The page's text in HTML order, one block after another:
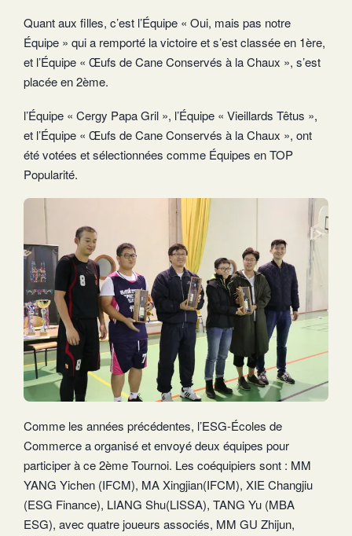
Quant aux filles, c’est l’Équipe « Oui, mais pas notre
Équipe » qui a remporté la victoire et s’est classée en 1ère,
et l’Équipe « Œufs de Cane Conservés à la Chaux », s’est
placée en 2ème.
l’Équipe « Cergy Papa Gril », l’Équipe « Vieillards Têtus »,
et l’Équipe « Œufs de Cane Conservés à la Chaux », ont
été votées et sélectionnées comme Équipes en TOP
Popularité.
Comme les années précédentes, l’ESG-Écoles de
Commerce a organisé et envoyé deux équipes pour
participer à ce 2ème Tournoi. Les coéquipiers sont : MM
YANG Yichen (IFCM), MA Xingjian(IFCM), XIE Changjiu
(ESG Finance), LIANG Shu(LISSA), TANG Yu (MBA
ESG), avec quatre joueurs associés, MM GU Zhijun,